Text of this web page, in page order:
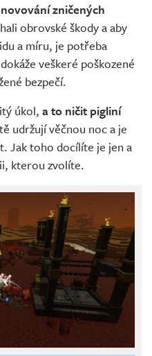
zničených
obrovské škody a aby
a míru, je potřeba
veškeré poškozené
bezpečí.
úkol, a to ničit pigliní
udržují věčnou noc a je
Jak toho docílíte je jen a
kterou zvolíte.